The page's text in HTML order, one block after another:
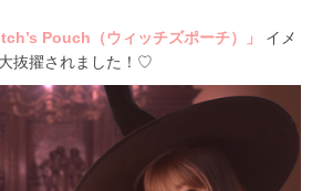
Pouch （ウィッチズポーチ）」 イメ
抜擢されました！♡